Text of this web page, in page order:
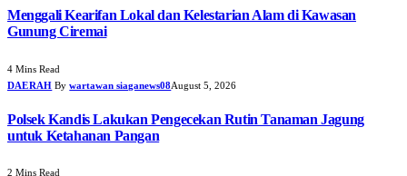
Menggali Kearifan Lokal dan Kelestarian Alam di Kawasan
Gunung Ciremai
4 Mins Read
DAERAH By wartawan siaganews08August 5, 2026
Polsek Kandis Lakukan Pengecekan Rutin Tanaman Jagung
untuk Ketahanan Pangan
2 Mins Read